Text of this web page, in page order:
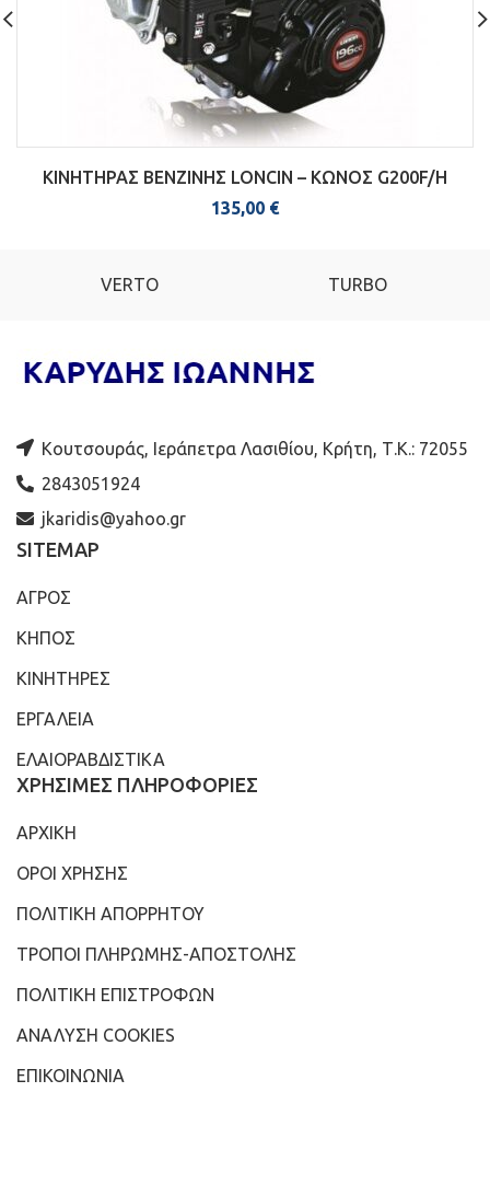
ΚΙΝΗΤΗΡΑΣ ΒΕΝΖΙΝΗΣ LONCIN – ΚΩΝΟΣ G200F/H
135,00 €
VERTO TURBO
Κουτσουράς, Ιεράπετρα Λασιθίου, Κρήτη, Τ.Κ.: 72055
2843051924
jkaridis@yahoo.gr
SITEMAP
ΑΓΡΟΣ
ΚΗΠΟΣ
ΚΙΝΗΤΗΡΕΣ
ΕΡΓΑΛΕΙΑ
ΕΛΑΙΟΡΑΒΔΙΣΤΙΚΑ
ΧΡΗΣΙΜΕΣ ΠΛΗΡΟΦΟΡΙΕΣ
ΑΡΧΙΚΗ
ΟΡΟΙ ΧΡΗΣΗΣ
ΠΟΛΙΤΙΚΗ ΑΠΟΡΡΗΤΟΥ
ΤΡΟΠΟΙ ΠΛΗΡΩΜΗΣ-ΑΠΟΣΤΟΛΗΣ
ΠΟΛΙΤΙΚΗ ΕΠΙΣΤΡΟΦΩΝ
ΑΝΑΛΥΣΗ COOKIES
ΕΠΙΚΟΙΝΩΝΙΑ